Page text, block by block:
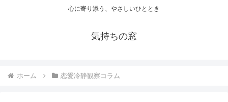
心に寄り添う、やさしいひととき
気持ちの窓
ホーム 恋愛冷静観察コラム